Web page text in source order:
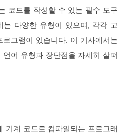
코드를 작성할 수 있는 필수 도구
는 다양한 유형이 있으며, 각각 고
그램이 있습니다. 이 기사에서는
어 유형과 장단점을 자세히 살펴
기계 코드로 컴파일되는 프로그래